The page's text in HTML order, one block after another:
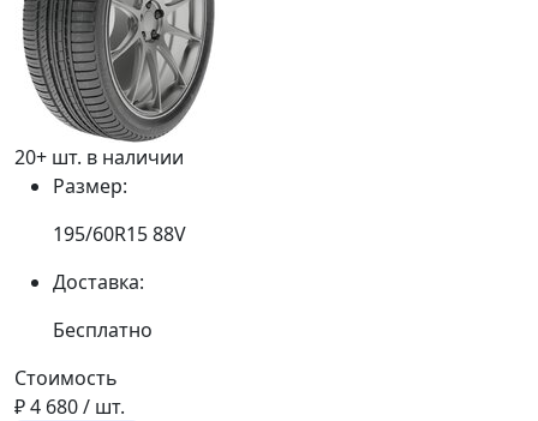
20+ шт. в наличии
Размер:
195/60R15 88V
Доставка:
Бесплатно
Стоимость
₽ 4 680/ шт.